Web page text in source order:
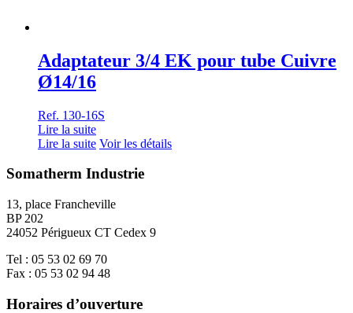
Adaptateur 3/4 EK pour tube Cuivre
Ø14/16
Ref. 130-16S
Lire la suite
Lire la suite Voir les détails
Somatherm Industrie
13, place Francheville
BP 202
24052 Périgueux CT Cedex 9
Tel : 05 53 02 69 70
Fax : 05 53 02 94 48
Horaires d’ouverture